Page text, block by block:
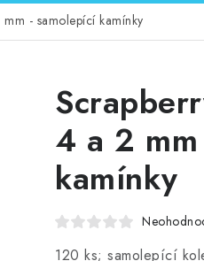
- samolepící kamínky
4 a 2
kamínky
120 ks; samolepící